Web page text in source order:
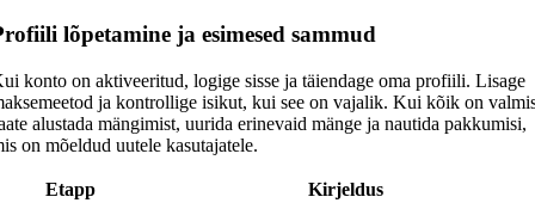
lõpetamine ja esimesed sammud
konto on aktiveeritud, logige sisse ja täiendage oma profiili. Lisage
ja kontrollige isikut, kui see on vajalik. Kui kõik on
alustada mängimist, uurida erinevaid mänge ja nautida pakkumisi,
on mõeldud uutele kasutajatele.
Etapp
Kirjeldus